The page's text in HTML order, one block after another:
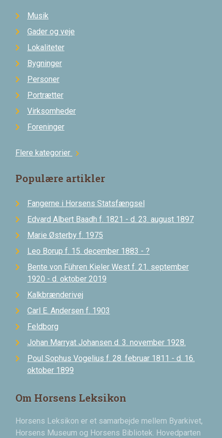
Musik
Gader og veje
Lokaliteter
Bygninger
Personer
Portrætter
Virksomheder
Foreninger
Flere kategorier chevron_right
Populære artikler
Fangerne i Horsens Statsfængsel
Edvard Albert Baadh f. 1821 - d. 23. august 1897
Marie Østerby f. 1975
Leo Borup f. 15. december 1883 - ?
Bente von Führen Kieler West f. 21. september
1920 - d. oktober 2019
Kalkbrænderivej
Carl E. Andersen f. 1903
Feldborg
Johan Marryat Johansen d. 3. november 1928.
Poul Sophus Vogelius f. 28. februar 1811 - d. 16.
oktober 1899
Om Horsens Leksikon
Horsens Leksikon er et samarbejde mellem Byarkivet,
Horsens Museum og Horsens Bibliotek. Hovedparten